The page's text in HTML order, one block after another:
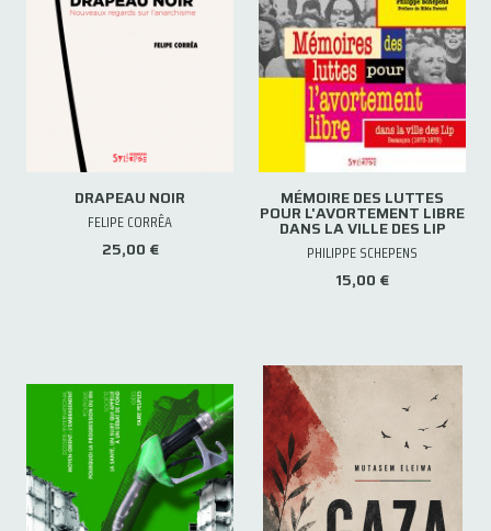
DRAPEAU NOIR
FELIPE CORRÊA
25,00 €
MÉMOIRE DES LUTTES
POUR L'AVORTEMENT LIBRE
DANS LA VILLE DES LIP
PHILIPPE SCHEPENS
15,00 €